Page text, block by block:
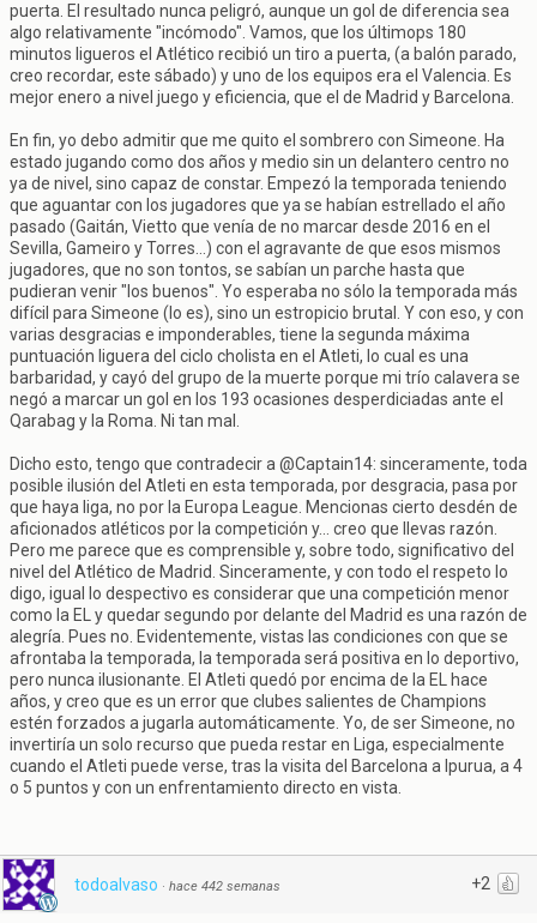
puerta. El resultado nunca peligró, aunque un gol de diferencia sea
algo relativamente "incómodo". Vamos, que los últimops 180
minutos ligueros el Atlético recibió un tiro a puerta, (a balón parado,
creo recordar, este sábado) y uno de los equipos era el Valencia. Es
mejor enero a nivel juego y eficiencia, que el de Madrid y Barcelona.
En fin, yo debo admitir que me quito el sombrero con Simeone. Ha
estado jugando como dos años y medio sin un delantero centro no
ya de nivel, sino capaz de constar. Empezó la temporada teniendo
que aguantar con los jugadores que ya se habían estrellado el año
pasado (Gaitán, Vietto que venía de no marcar desde 2016 en el
Sevilla, Gameiro y Torres...) con el agravante de que esos mismos
jugadores, que no son tontos, se sabían un parche hasta que
pudieran venir "los buenos". Yo esperaba no sólo la temporada más
difícil para Simeone (lo es), sino un estropicio brutal. Y con eso, y con
varias desgracias e imponderables, tiene la segunda máxima
puntuación liguera del ciclo cholista en el Atleti, lo cual es una
barbaridad, y cayó del grupo de la muerte porque mi trío calavera se
negó a marcar un gol en los 193 ocasiones desperdiciadas ante el
Qarabag y la Roma. Ni tan mal.
Dicho esto, tengo que contradecir a @Captain14: sinceramente, toda
posible ilusión del Atleti en esta temporada, por desgracia, pasa por
que haya liga, no por la Europa League. Mencionas cierto desdén de
aficionados atléticos por la competición y... creo que llevas razón.
Pero me parece que es comprensible y, sobre todo, significativo del
nivel del Atlético de Madrid. Sinceramente, y con todo el respeto lo
digo, igual lo despectivo es considerar que una competición menor
como la EL y quedar segundo por delante del Madrid es una razón de
alegría. Pues no. Evidentemente, vistas las condiciones con que se
afrontaba la temporada, la temporada será positiva en lo deportivo,
pero nunca ilusionante. El Atleti quedó por encima de la EL hace
años, y creo que es un error que clubes salientes de Champions
estén forzados a jugarla automáticamente. Yo, de ser Simeone, no
invertiría un solo recurso que pueda restar en Liga, especialmente
cuando el Atleti puede verse, tras la visita del Barcelona a Ipurua, a 4
o 5 puntos y con un enfrentamiento directo en vista.
+2
todoalvaso · hace 442 semanas